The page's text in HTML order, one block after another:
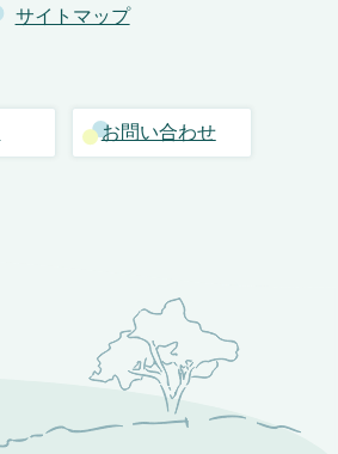
サイトマップ
お問い合わせ